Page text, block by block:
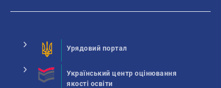
Урядовий портал
Український центр оцінювання
якості освіти